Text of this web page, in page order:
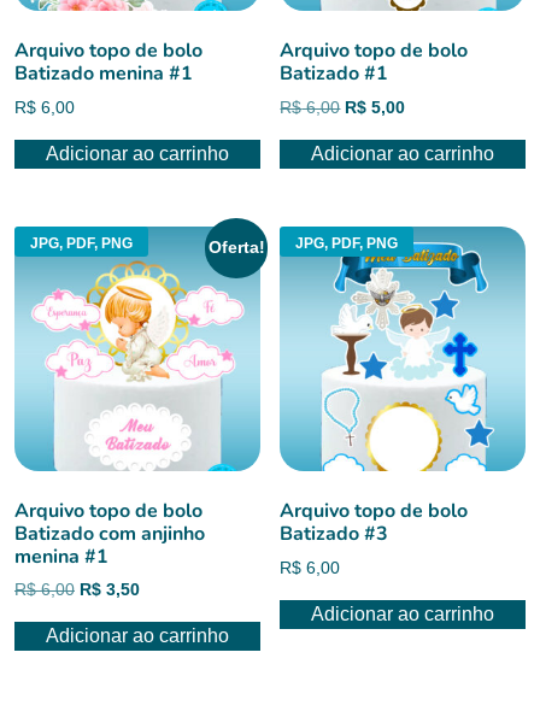
Arquivo topo de bolo
Batizado menina #1
R$ 6,00
Adicionar ao carrinho
Arquivo topo de bolo
Batizado #1
R$6,00 O
original
R$ 5,00O
atual
Adicionar ao carrinho
JPG, PDF, PNG Oferta!
Arquivo topo de bolo
Batizado com anjinho
menina #1
R$6,00 O
original
R$ 3,50O
atual
Adicionar ao carrinho
JPG, PDF, PNG
Arquivo topo de bolo
Batizado #3
R$ 6,00
Adicionar ao carrinho